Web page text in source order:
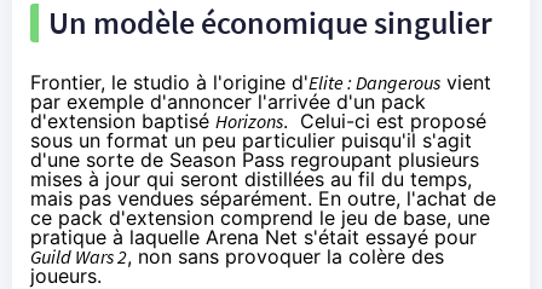
Un modèle économique singulier
Frontier, le studio à l'origine d'Elite : Dangerous vient
par exemple d'annoncer l'arrivée d'un pack
d'extension baptisé Horizons. Celui-ci est proposé
sous un format un peu particulier puisqu'il s'agit
d'une sorte de Season Pass regroupant plusieurs
mises à jour qui seront distillées au fil du temps,
mais pas vendues séparément. En outre, l'achat de
ce pack d'extension comprend le jeu de base, une
pratique à laquelle Arena Net s'était essayé pour
Guild Wars 2, non sans provoquer la colère des
joueurs.